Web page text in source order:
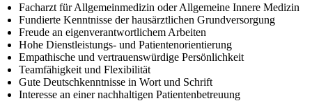
Facharzt für Allgemeinmedizin oder Allgemeine Innere Medizin
Fundierte Kenntnisse der hausärztlichen Grundversorgung
Freude an eigenverantwortlichem Arbeiten
Hohe Dienstleistungs- und Patientenorientierung
Empathische und vertrauenswürdige Persönlichkeit
Teamfähigkeit und Flexibilität
Gute Deutschkenntnisse in Wort und Schrift
Interesse an einer nachhaltigen Patientenbetreuung